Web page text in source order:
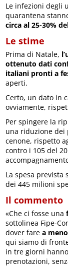
Le infezioni degli
quarantena
circa al 25-30%
Le stime
Prima di Natale,
ottenuto dati
italiani pronti a
aperti.
Certo, un dato in
ovviamente,
Per spingere la
una riduzione dei
cenone, rispetto
contro i 105 del
La spesa
dei 445 milioni
Il commento
«Che ci fosse una
sottolinea Fipe-
dover farea
qui siamo di
in tre giorni
prenotazioni,